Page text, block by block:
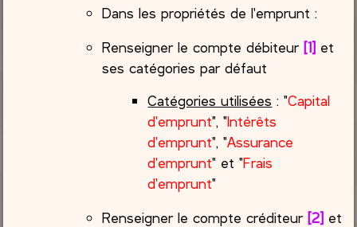
Dans les propriétés de l'emprunt :
Renseigner le compte débiteur[1] et
ses catégories par défaut
Catégories utilisées : "Capital
d'emprunt", "Intérêts
d'emprunt", "Assurance
d'emprunt" et "Frais
d'emprunt"
Renseigner le compte créditeur [2] et